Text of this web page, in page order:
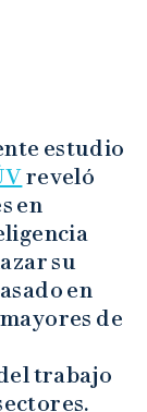
estudio
reveló
en
su
en
de
trabajo